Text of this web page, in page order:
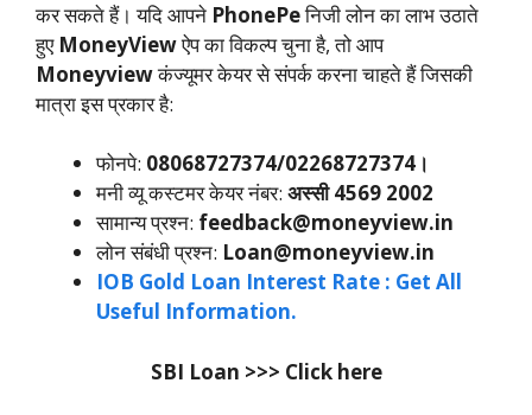
कर सकते हैं। यदि आपने PhonePeनिजी लोन का लाभ उठाते
हुए MoneyViewऐप का विकल्प चुना है, तो आप
Moneyviewकंज्यूमर केयर से संपर्क करना चाहते हैं जिसकी
मात्रा इस प्रकार है:
फोनपे: 08068727374/02268727374।
मनी व्यू कस्टमर केयर नंबर: अस्सी 4569 2002
सामान्य प्रश्न: feedback@moneyview.in
लोन संबंधी प्रश्न: Loan@moneyview.in
IOB Gold Loan Interest Rate : Get All
Useful Information.
SBI Loan >>> Click here